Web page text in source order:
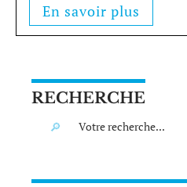
En savoir plus
RECHERCHE